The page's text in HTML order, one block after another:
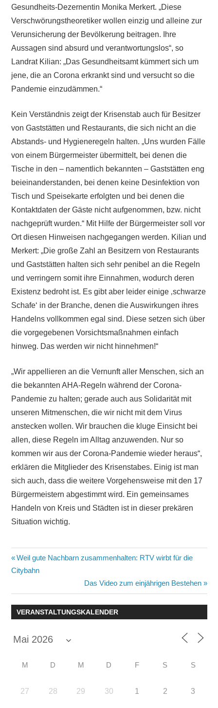
Gesundheits-Dezernentin Monika Merkert. „Diese
Verschwörungstheoretiker wollen einzig und alleine zur
Verunsicherung der Bevölkerung beitragen. Ihre
Aussagen sind absurd und verantwortungslos“, so
Landrat Kilian: „Das Gesundheitsamt kümmert sich um
jene, die an Corona erkrankt sind und versucht so die
Pandemie einzudämmen.“
Kein Verständnis zeigt der Krisenstab auch für Besitzer
von Gaststätten und Restaurants, die sich nicht an die
Abstands- und Hygieneregeln halten. „Uns wurden Fälle
von einem Bürgermeister übermittelt, bei denen die
Tische in den – namentlich bekannten – Gaststätten eng
beieinanderstanden, bei denen keine Desinfektion von
Tisch und Speisekarte erfolgten und bei denen die
Kontaktdaten der Gäste nicht aufgenommen, bzw. nicht
nachgeprüft wurden.“ Mit Hilfe der Bürgermeister soll vor
Ort diesen Hinweisen nachgegangen werden. Kilian und
Merkert: „Die große Zahl an Besitzern von Restaurants
und Gaststätten halten sich sehr penibel an die Regeln
und verringern somit ihre Einnahmen, wodurch deren
Existenz bedroht ist. Es gibt aber leider einige ‚schwarze
Schafe‘ in der Branche, denen die Auswirkungen ihres
Handelns vollkommen egal sind. Diese setzen sich über
die vorgegebenen Vorsichtsmaßnahmen einfach
hinweg. Das werden wir nicht hinnehmen!“
„Wir appellieren an die Vernunft aller Menschen, sich an
die bekannten AHA-Regeln während der Corona-
Pandemie zu halten; gerade auch aus Solidarität mit
unseren Mitmenschen, die wir nicht mit dem Virus
anstecken wollen. Wir brauchen die kluge Einsicht bei
allen, diese Regeln im Alltag anzuwenden. Nur so
kommen wir aus der Corona-Pandemie wieder heraus“,
erklären die Mitglieder des Krisenstabes. Einig ist man
sich auch, dass die weitere Vorgehensweise mit den 17
Bürgermeistern abgestimmt wird. Ein gemeinsames
Handeln von Kreis und Städten ist in dieser prekären
Situation wichtig.
Beitragsnavigation
Vorheriger
Beitrag:
Weil gute Nachbarn zusammenhalten: RTV wirbt für die
Citybahn
Nächster
Beitrag:
Das Video zum einjährigen Bestehen
VERANSTALTUNGSKALENDER
M D M D F S S
27 28 29 30 1 2 3